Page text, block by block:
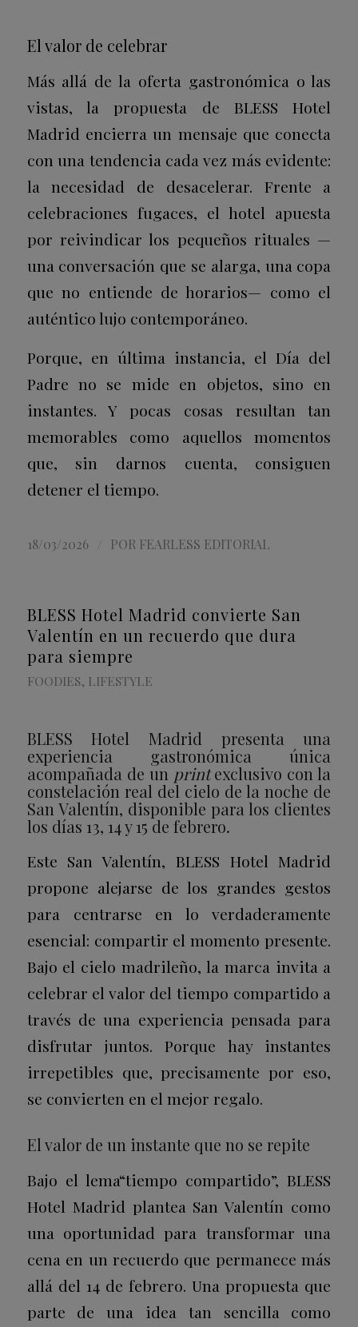
El valor de celebrar
Más allá de la oferta gastronómica o las
vistas, la propuesta de BLESS Hotel
Madrid encierra un mensaje que conecta
con una tendencia cada vez más evidente:
la necesidad de desacelerar. Frente a
celebraciones fugaces, el hotel apuesta
por reivindicar los pequeños rituales —
una conversación que se alarga, una copa
que no entiende de horarios— como el
auténtico lujo contemporáneo.
Porque, en última instancia, el Día del
Padre no se mide en objetos, sino en
instantes. Y pocas cosas resultan tan
memorables como aquellos momentos
que, sin darnos cuenta, consiguen
detener el tiempo.
18/03/2026 POR FEARLESS EDITORIAL
BLESS Hotel Madrid convierte San
Valentín en un recuerdo que dura
para siempre
FOODIES, LIFESTYLE
BLESS Hotel Madrid presenta una
experiencia gastronómica única
acompañada de un printexclusivo con la
constelación real del cielo de la noche de
San Valentín, disponible para los clientes
los días 13, 14 y 15 de febrero.
Este San Valentín, BLESS Hotel Madrid
propone alejarse de los grandes gestos
para centrarse en lo verdaderamente
esencial: compartir el momento presente.
Bajo el cielo madrileño, la marca invita a
celebrar el valor del tiempo compartido a
través de una experiencia pensada para
disfrutar juntos. Porque hay instantes
irrepetibles que, precisamente por eso,
se convierten en el mejor regalo.
El valor de un instante que no se repite
Bajo el lema“tiempo compartido”, BLESS
Hotel Madrid plantea San Valentín como
una oportunidad para transformar una
cena en un recuerdo que permanece más
allá del 14 de febrero. Una propuesta que
parte de una idea tan sencilla como